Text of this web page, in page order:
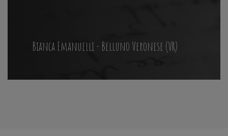
Bianca Emanuelli - Belluno Veronese (VR)